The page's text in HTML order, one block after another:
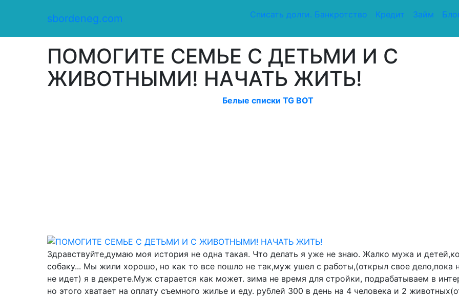
sbordeneg.com Списать долги. Банкротство Кредит Займ
Оказать помощь
ПОМОГИТЕ СЕМЬЕ С ДЕТЬМИ И С
ЖИВОТНЫМИ! НАЧАТЬ ЖИТЬ!
Белые списки TG BOT
Здравствуйте,думаю моя история не одна такая. Что делать я уже не знаю. Жалко мужа и
собаку... Мы жили хорошо, но как то все пошло не так,муж ушел с работы,(открыл свое дело,пока
не идет) я в декрете.Муж старается как может. зима не время для стройки, подрабатываем в
но этого хватает на оплату съемного жилье и еду. рублей 300 в день на 4 человека и 2